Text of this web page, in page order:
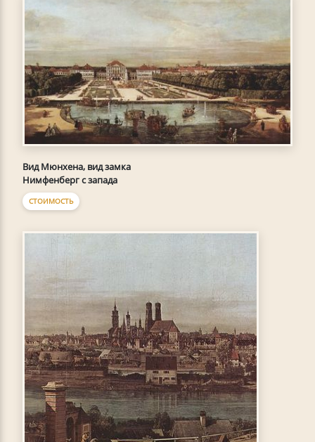
Вид Мюнхена, вид замка
Нимфенберг с запада
СТОИМОСТЬ